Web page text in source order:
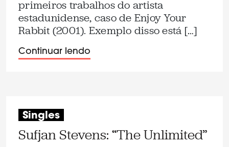
primeiros trabalhos do artista
estadunidense, caso de Enjoy Your
Rabbit (2001). Exemplo disso está […]
Continuar lendo
Singles
Sufjan Stevens: “The Unlimited”